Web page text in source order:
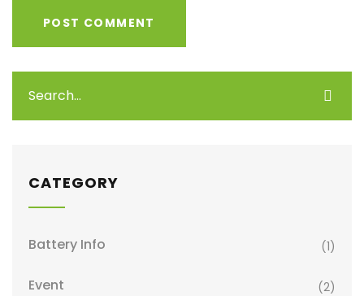
CATEGORY
Battery Info (1)
Event (2)